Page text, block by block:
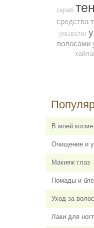
скраб
средства
умывалки
волосами
В моей
Очищение и
Макияж глаз
Помады и
Уход за
Лаки для